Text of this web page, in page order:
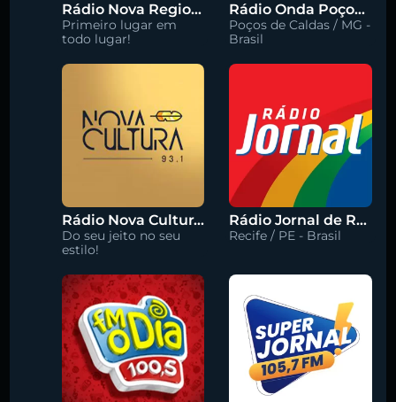
Rádio Nova Regional 91.5 FM
Primeiro lugar em
todo lugar!
Rádio Onda Poços 96.7 FM
Poços de Caldas / MG -
Brasil
Rádio Nova Cultura 93.1 FM
Do seu jeito no seu
estilo!
Rádio Jornal de Recife 90.3 FM
Recife / PE - Brasil